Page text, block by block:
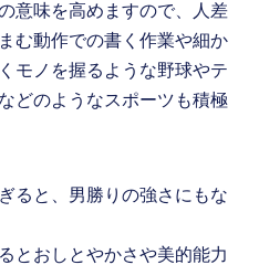
意味を高めますので、人差
む動作での書く作業や細か
モノを握るような野球やテ
どのようなスポーツも積極
ると、男勝りの強さにもな
とおしとやかさや美的能力